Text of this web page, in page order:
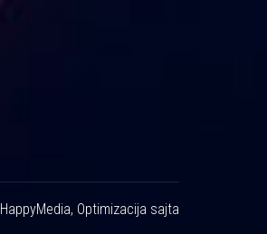
HappyMedia, Optimizacija sajta